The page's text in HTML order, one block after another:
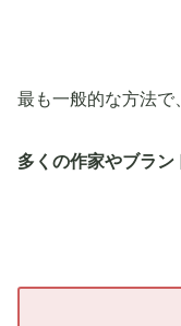
最も一般的な方法で
多くの作家やブラン